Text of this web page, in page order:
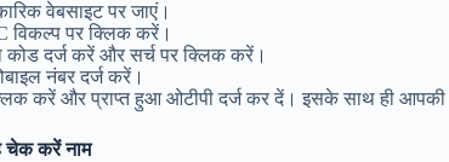
वेबसाइट पर जाएं।
विकल्प पर क्लिक करें।
कोड दर्ज करें और सर्च पर क्लिक करें।
नंबर दर्ज करें।
करें और प्राप्त हुआ ओटीपी दर्ज कर दें। इसके साथ ही आपकी
चेक करें नाम